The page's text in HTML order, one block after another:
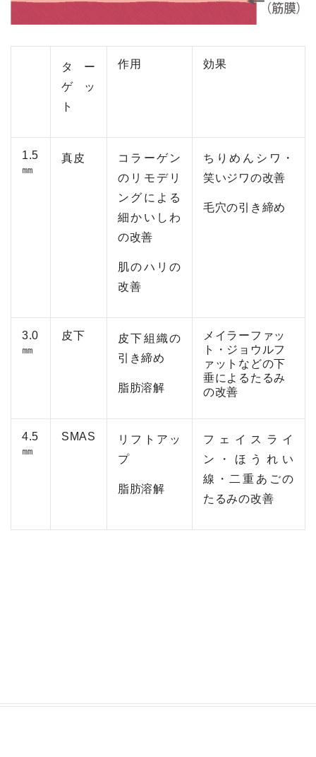
ター
ゲッ
ト
作用 効果
1.5
㎜
真皮
コラーゲン
のリモデリ
ングによる
細かいしわ
の改善
肌のハリの
改善
ちりめんシワ・
笑いジワの改善
毛穴の引き締め
3.0
㎜
皮下
皮下組織の
引き締め
脂肪溶解
メイラーファッ
ト・ジョウルフ
ァットなどの下
垂によるたるみ
の改善
4.5
㎜
SMAS
リフトアッ
プ
脂肪溶解
フェイスライ
ン・ほうれい
線・二重あごの
たるみの改善